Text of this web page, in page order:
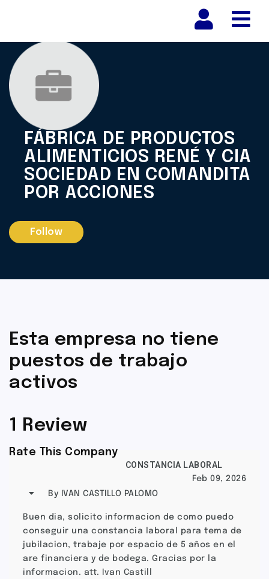
FÁBRICA DE PRODUCTOS
ALIMENTICIOS RENÉ Y CIA
SOCIEDAD EN COMANDITA
POR ACCIONES
Follow
Esta empresa no tiene
puestos de trabajo
activos
1 Review
Rate This Company
CONSTANCIA LABORAL
Feb 09, 2026
By IVAN CASTILLO PALOMO
Buen dia, solicito informacion de como puedo
conseguir una constancia laboral para tema de
jubilacion, trabaje por espacio de 5 años en el
are financiera y de bodega. Gracias por la
informacion. att. Ivan Castill